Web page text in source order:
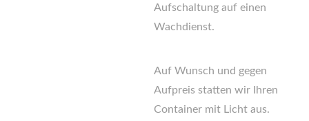
Aufschaltung auf einen
Wachdienst.
Auf Wunsch und gegen
Aufpreis statten wir Ihren
Container mit Licht aus.